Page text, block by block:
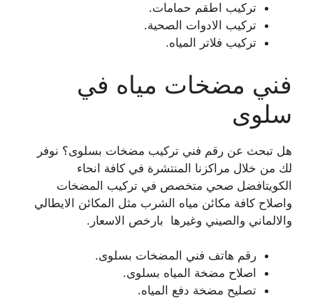
تركيب اطقم حمامات.
تركيب الادوات الصحية.
تركيب فلاتر المياه.
فني مضخات مياه في
سلوى
هل تبحث عن رقم فني تركيب مضخات بسلوى؟ نوفر
لك من خلال مراكزنا المنتشرة في كافة انحاء
الكويتافضل صحي متخصص في تركيب المضخات
واصلاح كافة مكائن مياه الشرب مثل المكائن الايطالي
والالماني والصيني وغيرها بارخص الاسعار.
رقم هاتف فني المضخات بسلوى.
اصلاح مضخة المياه بسلوى.
تصليح مضخة دفع المياه.